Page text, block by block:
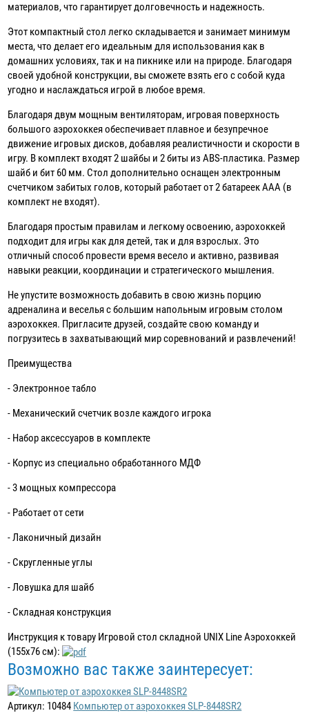
материалов, что гарантирует долговечность и надежность.
Этот компактный стол легко складывается и занимает минимум
места, что делает его идеальным для использования как в
домашних условиях, так и на пикнике или на природе. Благодаря
своей удобной конструкции, вы сможете взять его с собой куда
угодно и наслаждаться игрой в любое время.
Благодаря двум мощным вентиляторам, игровая поверхность
большого аэрохоккея обеспечивает плавное и безупречное
движение игровых дисков, добавляя реалистичности и скорости в
игру. В комплект входят 2 шайбы и 2 биты из ABS-пластика. Размер
шайб и бит 60 мм. Стол дополнительно оснащен электронным
счетчиком забитых голов, который работает от 2 батареек ААА (в
комплект не входят).
Благодаря простым правилам и легкому освоению, аэрохоккей
подходит для игры как для детей, так и для взрослых. Это
отличный способ провести время весело и активно, развивая
навыки реакции, координации и стратегического мышления.
Не упустите возможность добавить в свою жизнь порцию
адреналина и веселья с большим напольным игровым столом
аэрохоккея. Пригласите друзей, создайте свою команду и
погрузитесь в захватывающий мир соревнований и развлечений!
Преимущества
- Электронное табло
- Механический счетчик возле каждого игрока
- Набор аксессуаров в комплекте
- Корпус из специально обработанного МДФ
- 3 мощных компрессора
- Работает от сети
- Лаконичный дизайн
- Скругленные углы
- Ловушка для шайб
- Складная конструкция
Инструкция к товару Игровой стол складной UNIX Line Аэрохоккей
(155х76 cм):
Возможно вас также заинтересует:
Артикул: 10484 Компьютер от аэрохоккея SLP-8448SR2